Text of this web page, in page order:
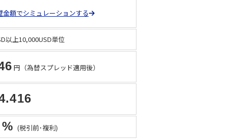
金額でシミュレーションする
以上10,000USD単位
円（為替スプレッド適用後）
%(税引前･複利)